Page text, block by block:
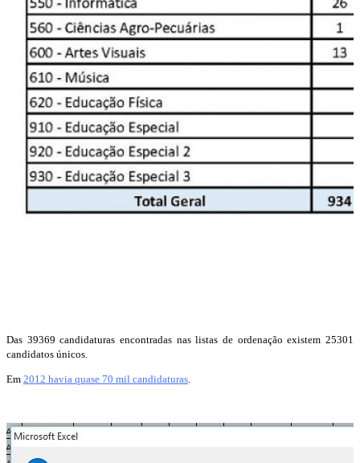
Das 39369 candidaturas encontradas nas listas de ordenação existem 25301
candidatos únicos.
Em 2012 havia quase 70 mil candidaturas.